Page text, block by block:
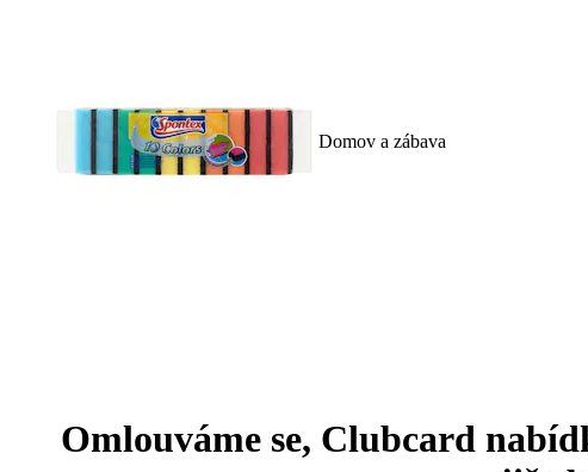
Domov a zábava
Omlouváme se, Clubcard